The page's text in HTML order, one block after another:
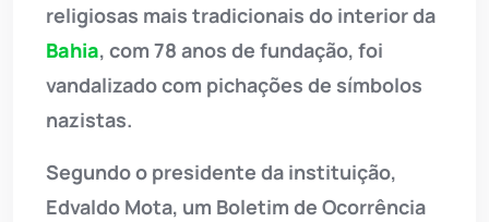
religiosas mais tradicionais do interior da
Bahia, com 78 anos de fundação, foi
vandalizado com pichações de símbolos
nazistas.
Segundo o presidente da instituição,
Edvaldo Mota, um Boletim de Ocorrência